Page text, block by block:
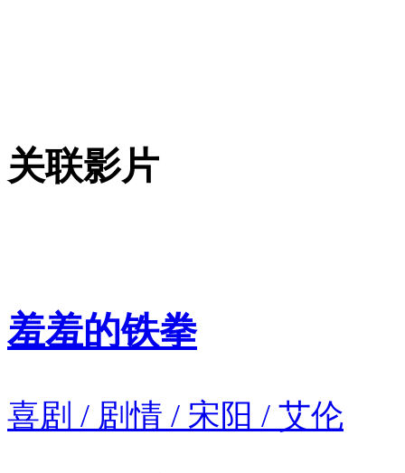
关联影片
羞羞的铁拳
喜剧 / 剧情 / 宋阳 / 艾伦